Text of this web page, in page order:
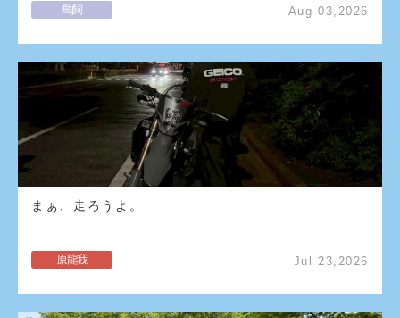
鳥飼 Aug 03,2026
まぁ、走ろうよ。
原龍我 Jul 23,2026